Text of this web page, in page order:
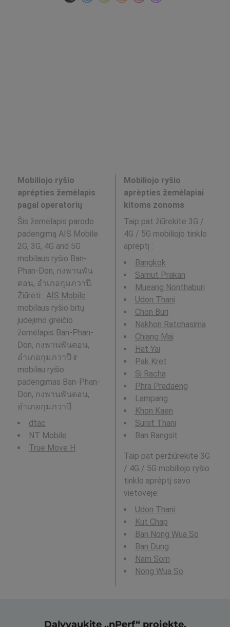
Mobiliojo ryšio
aprėpties žemėlapis
pagal operatorių
Šis žemėlapis parodo
padengimą AIS Mobile
2G, 3G, 4G and 5G
mobilaus ryšio Ban-
Phan-Don, กงพานพัน
ดอน, อำเภอกุมภวาปี.
Žiūrėti : AIS Mobile
mobilaus ryšio bitų
judėjimo greičio
žemėlapis Ban-Phan-
Don, กงพานพันดอน,
อำเภอกุมภวาปี ir
mobilau ryšio
padengimas Ban-Phan-
Don, กงพานพันดอน,
อำเภอกุมภวาปี.
dtac
NT Mobile
True Move H
Mobiliojo ryšio
aprėpties žemėlapiai
kitoms zonoms
Taip pat žiūrėkite 3G /
4G / 5G mobiliojo tinklo
aprėptį :
Bangkok
Samut Prakan
Mueang Nonthaburi
Udon Thani
Chon Buri
Nakhon Ratchasima
Chiang Mai
Hat Yai
Pak Kret
Si Racha
Phra Pradaeng
Lampang
Khon Kaen
Surat Thani
Ban Rangsit
Taip pat peržiūrėkite 3G
/ 4G / 5G mobiliojo ryšio
tinklo aprėptį savo
vietovėje:
Udon Thani
Kut Chap
Ban Nong Wua So
Ban Dung
Nam Som
Nong Wua So
Dalyvaukite „nPerf“ projekte,